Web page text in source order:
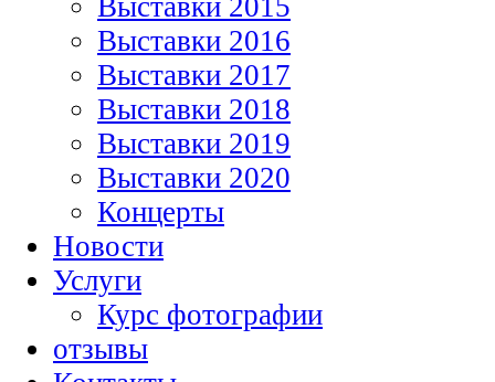
Выставки 2015
Выставки 2016
Выставки 2017
Выставки 2018
Выставки 2019
Выставки 2020
Концерты
Новости
Услуги
Курс фотографии
отзывы